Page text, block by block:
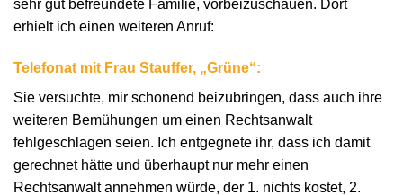
sehr gut befreundete Familie, vorbeizuschauen. Dort
erhielt ich einen weiteren Anruf:
Telefonat mit Frau Stauffer, „Grüne“:
Sie versuchte, mir schonend beizubringen, dass auch ihre
weiteren Bemühungen um einen Rechtsanwalt
fehlgeschlagen seien. Ich entgegnete ihr, dass ich damit
gerechnet hätte und überhaupt nur mehr einen
Rechtsanwalt annehmen würde, der 1. nichts kostet, 2.